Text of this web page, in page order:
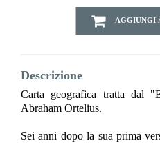
AGGIUNGI
Descrizione
Carta geografica tratta dal
Abraham Ortelius.
Sei anni dopo la sua prima